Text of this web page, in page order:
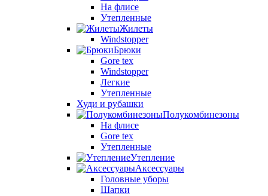
На флисе
Утепленные
Жилеты
Windstopper
Брюки
Gore tex
Windstopper
Легкие
Утепленные
Худи и рубашки
Полукомбинезоны
На флисе
Gore tex
Утепленные
Утепление
Аксессуары
Головные уборы
Шапки